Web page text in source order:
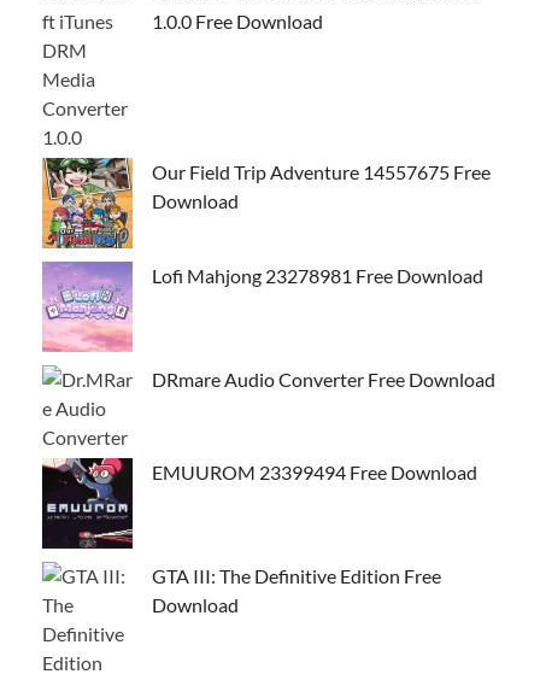
1.0.0 Free Download
Our Field Trip Adventure 14557675 Free
Download
Lofi Mahjong 23278981 Free Download
DRmare Audio Converter Free Download
EMUUROM 23399494 Free Download
GTA III: The Definitive Edition Free
Download